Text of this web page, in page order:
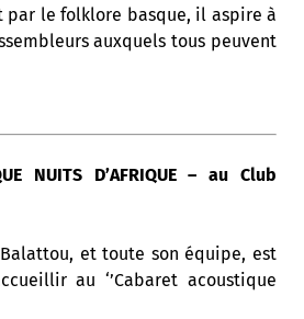
par le folklore basque, il aspire à
auxquels tous peuvent
NUITS D’AFRIQUE – au Club
et toute son équipe, est
au ‘’Cabaret acoustique